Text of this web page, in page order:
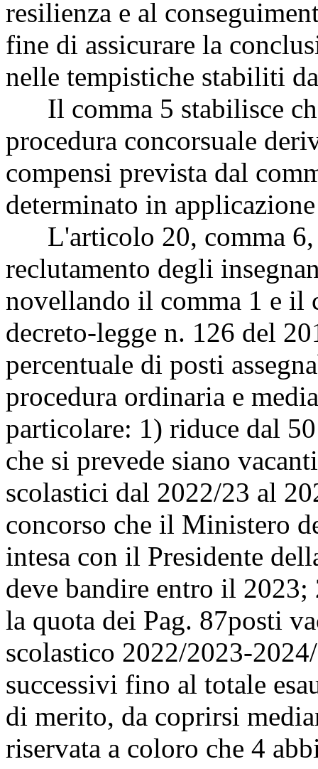
resilienza e al
fine di assicurare la
nelle tempistiche stabiliti
Il comma 5 stabilisce
procedura concorsuale
compensi prevista dal
determinato in
L'articolo 20, comma 6,
reclutamento degli
novellando il comma 1 e il
decreto-legge n. 126 del
percentuale di posti
procedura ordinaria e
particolare: 1) riduce dal
che si prevede siano
scolastici dal 2022/23 al
concorso che il Ministero
intesa con il Presidente
deve bandire entro il 2023;
la quota dei Pag. 87posti
scolastico 2022/2023-
successivi fino al totale
di merito, da coprirsi
riservata a coloro che 4